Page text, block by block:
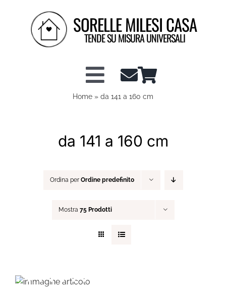
contenuto
SORELLE MILESI CASA
TENDE SU MISURA UNIVERSALI
Toggle
Shop tende a vetro
Shop Tendaggi
Home » da 141 a 160 cm
da 141 a 160 cm
Ordina per Ordine predefinito
Mostra 75 Prodotti